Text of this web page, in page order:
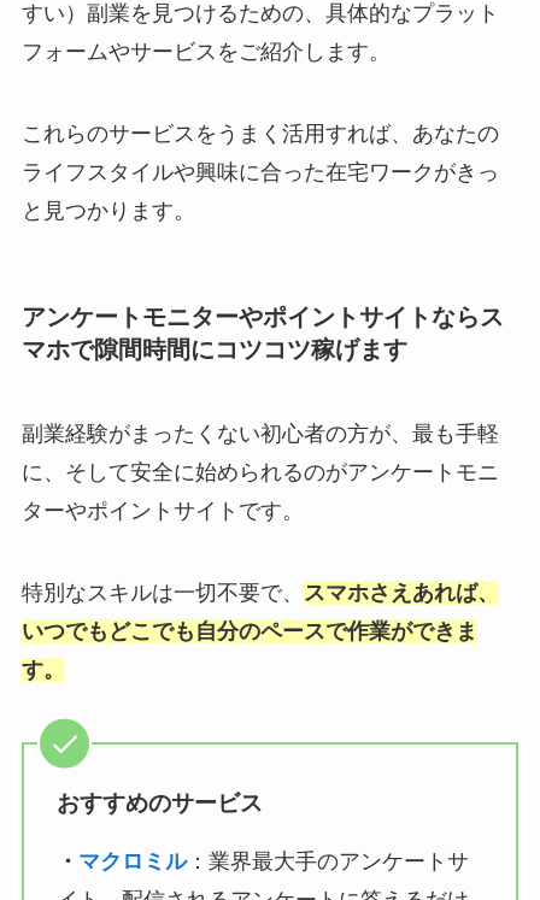
すい）副業を見つけるための、具体的なプラット
フォームやサービスをご紹介します。
これらのサービスをうまく活用すれば、あなたの
ライフスタイルや興味に合った在宅ワークがきっ
と見つかります。
アンケートモニターやポイントサイトならス
マホで隙間時間にコツコツ稼げます
副業経験がまったくない初心者の方が、最も手軽
に、そして安全に始められるのがアンケートモニ
ターやポイントサイトです。
特別なスキルは一切不要で、
スマホさえあれば、
いつでもどこでも自分のペースで作業ができま
す。
おすすめのサービス
・ マクロミル：業界最大手のアンケートサ